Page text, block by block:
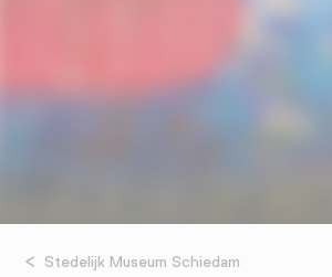
Stedelijk Museum Schiedam